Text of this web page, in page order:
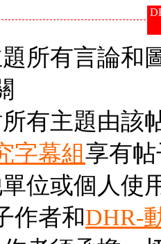
所有言論和
有主題由該
字幕組享有
位或個人使
作者和DHR-